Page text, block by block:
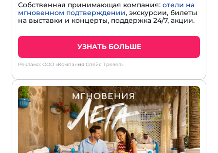
Собственная принимающая компания: отели на
мгновенном подтверждении, экскурсии, билеты
на выставки и концерты, поддержка 24/7, акции.
УЗНАТЬ БОЛЬШЕ
Реклама: ООО «Компания Спейс Тревел»